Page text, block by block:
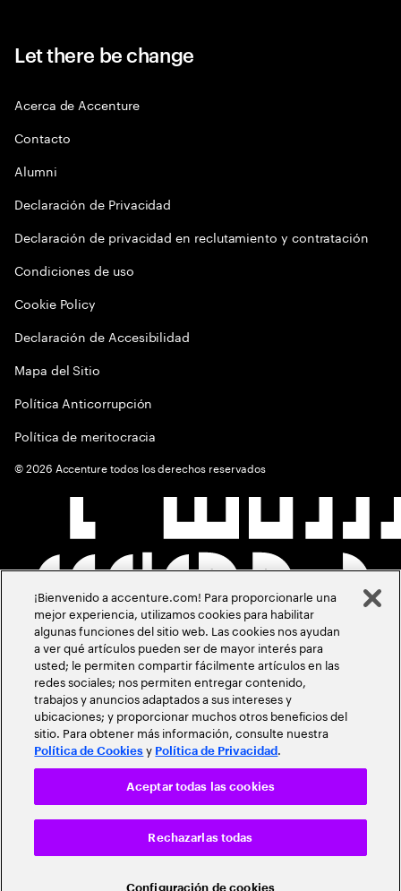
Let there be change
Acerca de Accenture
Contacto
Alumni
Declaración de Privacidad
Declaración de privacidad en reclutamiento y contratación
Condiciones de uso
Cookie Policy
Declaración de Accesibilidad
Mapa del Sitio
Política Anticorrupción
Política de meritocracia
©2026 Accenture todos los derechos reservados
¡Bienvenido a accenture.com! Para proporcionarle una
mejor experiencia, utilizamos cookies para habilitar
algunas funciones del sitio web. Las cookies nos ayudan
a ver qué artículos pueden ser de mayor interés para
usted; le permiten compartir fácilmente artículos en las
redes sociales; nos permiten entregar contenido,
trabajos y anuncios adaptados a sus intereses y
ubicaciones; y proporcionar muchos otros beneficios del
sitio. Para obtener más información, consulte nuestra
Política de Cookies y Política de Privacidad .
Configuración de cookies
Rechazarlas todas
Aceptar todas las cookies